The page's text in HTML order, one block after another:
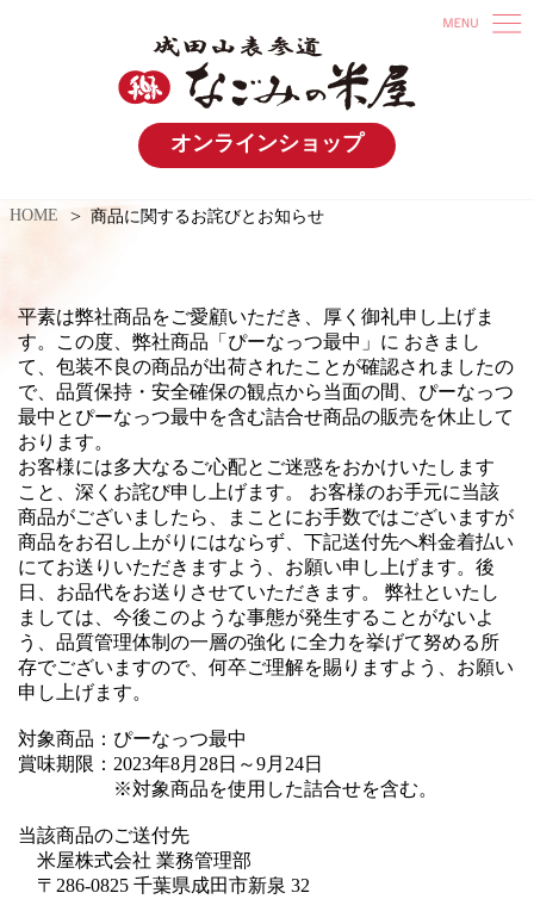
オンラインショップ
HOME 商品に関するお詫びとお知らせ
平素は弊社商品をご愛顧いただき、厚く御礼申し上げま
す。この度、弊社商品「ぴーなっつ最中」に おきまし
て、包装不良の商品が出荷されたことが確認されましたの
で、品質保持・安全確保の観点から当面の間、ぴーなっつ
最中とぴーなっつ最中を含む詰合せ商品の販売を休止して
おります。
お客様には多大なるご心配とご迷惑をおかけいたします
こと、深くお詫び申し上げます。 お客様のお手元に当該
商品がございましたら、まことにお手数ではございますが
商品をお召し上がりにはならず、下記送付先へ料金着払い
にてお送りいただきますよう、お願い申し上げます。後
日、お品代をお送りさせていただきます。 弊社といたし
ましては、今後このような事態が発生することがないよ
う、品質管理体制の一層の強化 に全力を挙げて努める所
存でございますので、何卒ご理解を賜りますよう、お願い
申し上げます。
対象商品：ぴーなっつ最中
賞味期限：2023年8月28日～9月24日
※対象商品を使用した詰合せを含む。
当該商品のご送付先
米屋株式会社 業務管理部
〒286-0825 千葉県成田市新泉 32